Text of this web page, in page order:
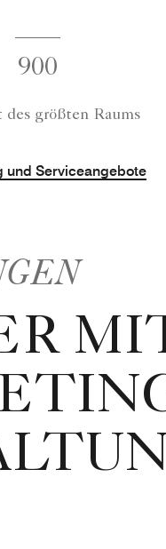
900
des größten Raums
und Serviceangebote